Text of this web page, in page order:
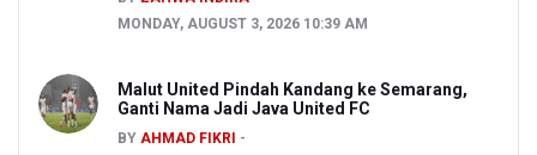
MONDAY, AUGUST 3, 2026 10:39 AM
Malut United Pindah Kandang ke Semarang,
Ganti Nama Jadi Java United FC
BY AHMAD FIKRI